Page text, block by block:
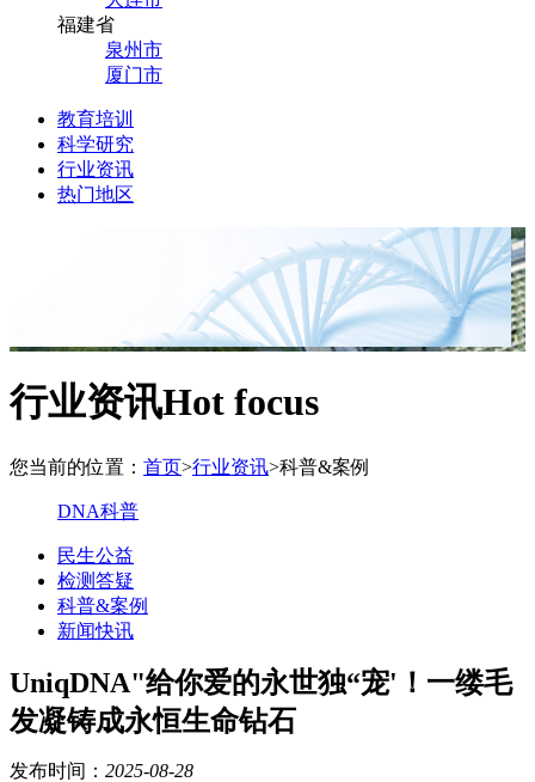
福建省
泉州市
厦门市
教育培训
科学研究
行业资讯
热门地区
行业资讯Hot focus
您当前的位置： 首页>行业资讯>科普&案例
DNA科普
民生公益
检测答疑
科普&案例
新闻快讯
UniqDNA"给你爱的永世独“宠'！一缕毛
发凝铸成永恒生命钻石
发布时间： 2025-08-28